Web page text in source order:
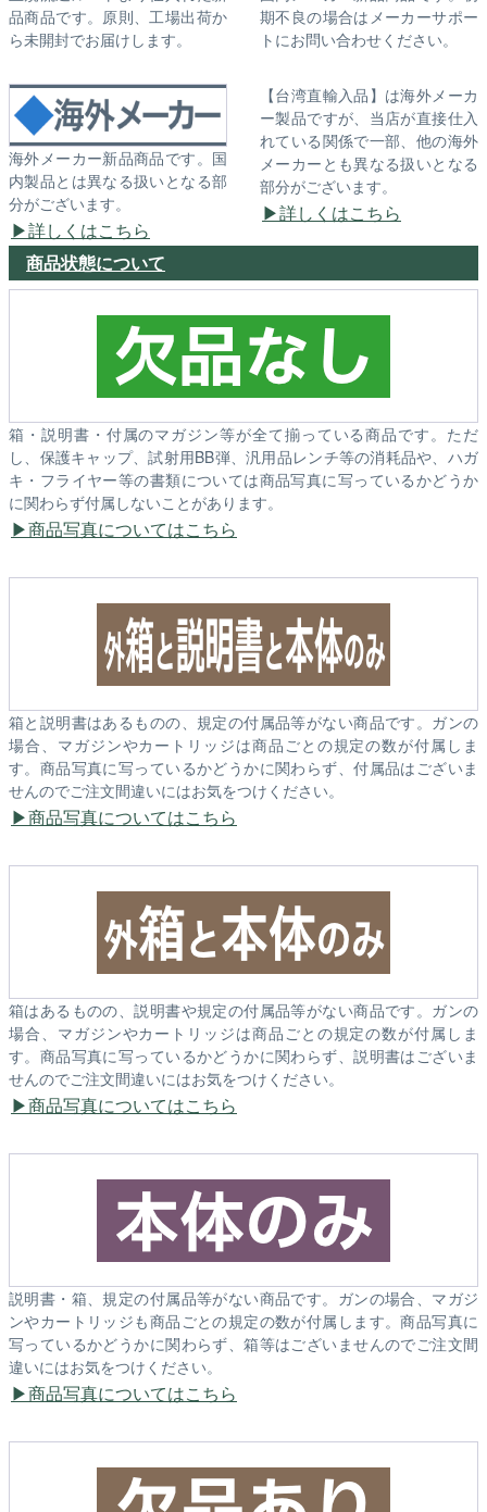
品商品です。原則、工場出荷か
ら未開封でお届けします。
期不良の場合はメーカーサポー
トにお問い合わせください。
海外メーカー新品商品です。国
内製品とは異なる扱いとなる部
分がございます。
詳しくはこちら
【台湾直輸入品】は海外メーカ
ー製品ですが、当店が直接仕入
れている関係で一部、他の海外
メーカーとも異なる扱いとなる
部分がございます。
詳しくはこちら
商品状態について
箱・説明書・付属のマガジン等が全て揃っている商品です。ただ
し、保護キャップ、試射用BB弾、汎用品レンチ等の消耗品や、ハガ
キ・フライヤー等の書類については商品写真に写っているかどうか
に関わらず付属しないことがあります。
商品写真についてはこちら
箱と説明書はあるものの、規定の付属品等がない商品です。ガンの
場合、マガジンやカートリッジは商品ごとの規定の数が付属しま
す。商品写真に写っているかどうかに関わらず、付属品はございま
せんのでご注文間違いにはお気をつけください。
商品写真についてはこちら
箱はあるものの、説明書や規定の付属品等がない商品です。ガンの
場合、マガジンやカートリッジは商品ごとの規定の数が付属しま
す。商品写真に写っているかどうかに関わらず、説明書はございま
せんのでご注文間違いにはお気をつけください。
商品写真についてはこちら
説明書・箱、規定の付属品等がない商品です。ガンの場合、マガジ
ンやカートリッジも商品ごとの規定の数が付属します。商品写真に
写っているかどうかに関わらず、箱等はございませんのでご注文間
違いにはお気をつけください。
商品写真についてはこちら